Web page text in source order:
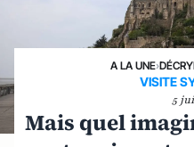
A LA UNE›
VISITE
5
Mais quel